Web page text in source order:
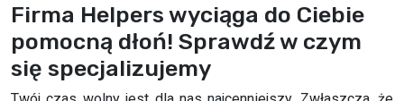
Firma Helpers wyciąga do Ciebie
pomocną dłoń! Sprawdź w czym
się specjalizujemy